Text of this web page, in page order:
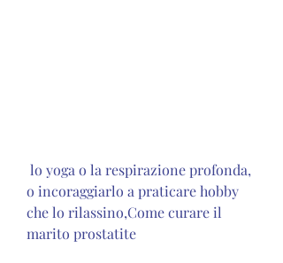
o incoraggiarlo a praticare hobby
che lo rilassino,Come curare il
marito prostatite